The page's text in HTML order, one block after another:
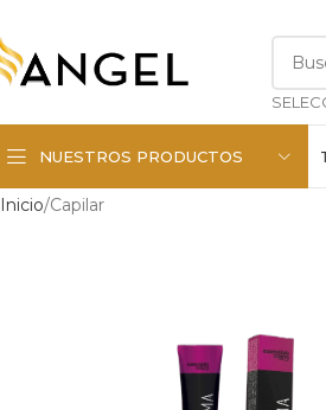
NUESTROS PRODUCTOS
Inicio Capilar